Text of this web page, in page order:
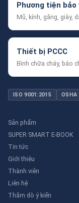
Phương tiện bảo
Mũ, kính, găng, giày,
Thiết bị PCCC
Bình chữa cháy, báo
ISO 9001:2015 OSHA
Sản phẩm
SUPER SMART E-BOOK
Tin tức
Giới thiệu
Thành viên
Liên hệ
Thăm dò ý kiến